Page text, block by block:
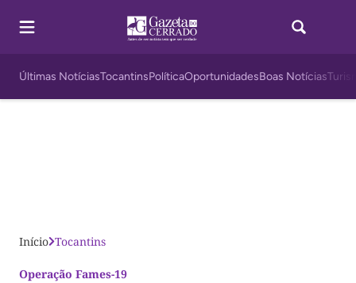
Últimas NotíciasTocantinsPolíticaOportunidadesBoas Notícias
Início Tocantins
Operação Fames-19